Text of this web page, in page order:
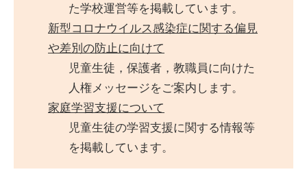
た学校運営等を掲載しています。
新型コロナウイルス感染症に関する偏見
や差別の防止に向けて
児童生徒，保護者，教職員に向けた
人権メッセージをご案内します。
家庭学習支援について
児童生徒の学習支援に関する情報等
を掲載しています。